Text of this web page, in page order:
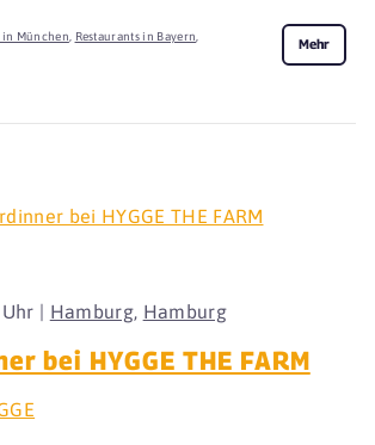
in München Restaurants in Bayern Mehr
| Hamburg, Hamburg
bei HYGGE THE FARM